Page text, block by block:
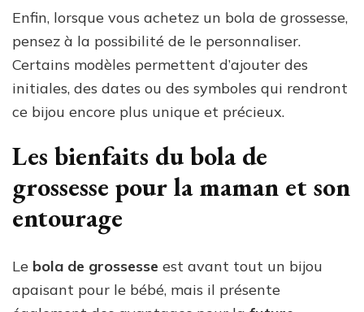
Enfin, lorsque vous achetez un bola de grossesse,
pensez à la possibilité de le personnaliser.
Certains modèles permettent d’ajouter des
initiales, des dates ou des symboles qui rendront
ce bijou encore plus unique et précieux.
Les bienfaits du bola de
grossesse pour la maman et son
entourage
Le bola de grossesse est avant tout un bijou
apaisant pour le bébé, mais il présente